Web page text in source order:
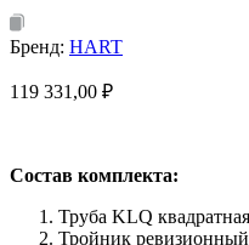
Бренд: HART
119 331,00 ₽
Состав комплекта:
Труба KLQ
Тройник